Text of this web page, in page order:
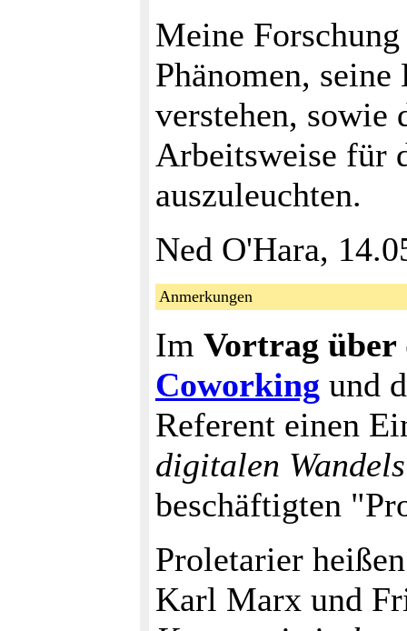
Meine
Phänomen,
verstehen, sowie
Arbeitsweise für
auszuleuchten.
Ned O'Hara,
Anmerkungen
Im Vortrag über
Coworking und
Referent einen
digitalen Wandels
beschäftigten
Proletarier
Karl Marx und